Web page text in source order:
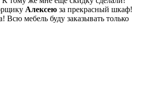
Алексею за прекрасный шкаф!
Всю мебель буду заказывать только